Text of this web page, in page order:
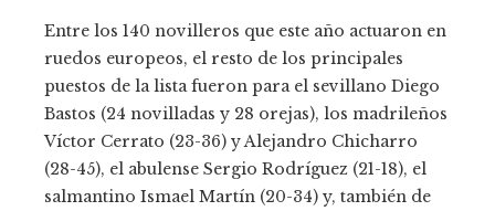
Entre los 140 novilleros que este año actuaron en
ruedos europeos, el resto de los principales
puestos de la lista fueron para el sevillano Diego
Bastos (24 novilladas y 28 orejas), los madrileños
Víctor Cerrato (23-36) y Alejandro Chicharro
(28-45), el abulense Sergio Rodríguez (21-18), el
salmantino Ismael Martín (20-34) y, también de